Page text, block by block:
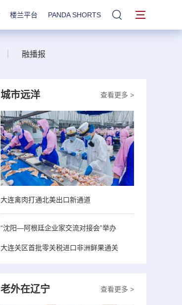
楼兰平台 PANDA SHORTS 站内搜索
融播报
查看更多 >
城市远洋
大连禽肉打通北美出口新通道
“沈阳—阿根廷企业家交流对接会”举办
大连关区首批零关税进口非洲鲜果通关
查看更多 >
老外在辽宁